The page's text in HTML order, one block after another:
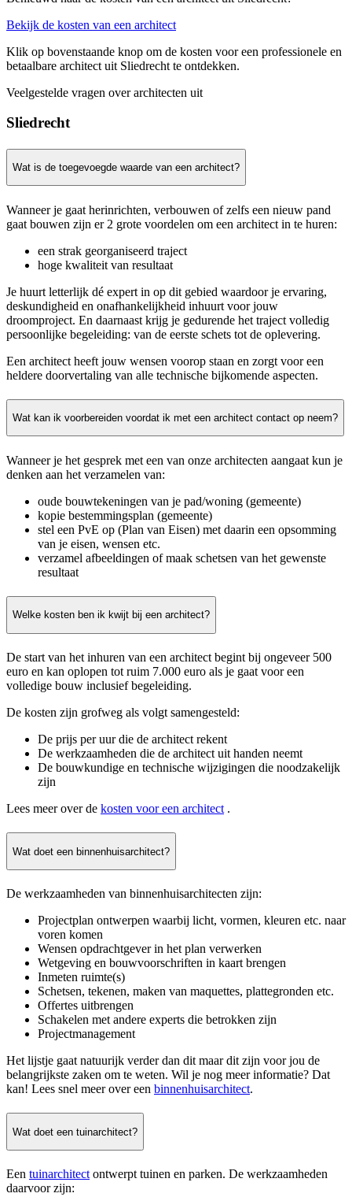
Bekijk de kosten van een architect
Klik op bovenstaande knop om de kosten voor een professionele en
betaalbare architect uit Sliedrecht te ontdekken.
Veelgestelde vragen over architecten uit
Sliedrecht
Wat is de toegevoegde waarde van een architect?
Wanneer je gaat herinrichten, verbouwen of zelfs een nieuw pand
gaat bouwen zijn er 2 grote voordelen om een architect in te huren:
een strak georganiseerd traject
hoge kwaliteit van resultaat
Je huurt letterlijk dé expert in op dit gebied waardoor je ervaring,
deskundigheid en onafhankelijkheid inhuurt voor jouw
droomproject. En daarnaast krijg je gedurende het traject volledig
persoonlijke begeleiding: van de eerste schets tot de oplevering.
Een architect heeft jouw wensen voorop staan en zorgt voor een
heldere doorvertaling van alle technische bijkomende aspecten.
Wat kan ik voorbereiden voordat ik met een architect contact op neem?
Wanneer je het gesprek met een van onze architecten aangaat kun je
denken aan het verzamelen van:
oude bouwtekeningen van je pad/woning (gemeente)
kopie bestemmingsplan (gemeente)
stel een PvE op (Plan van Eisen) met daarin een opsomming
van je eisen, wensen etc.
verzamel afbeeldingen of maak schetsen van het gewenste
resultaat
Welke kosten ben ik kwijt bij een architect?
De start van het inhuren van een architect begint bij ongeveer 500
euro en kan oplopen tot ruim 7.000 euro als je gaat voor een
volledige bouw inclusief begeleiding.
De kosten zijn grofweg als volgt samengesteld:
De prijs per uur die de architect rekent
De werkzaamheden die de architect uit handen neemt
De bouwkundige en technische wijzigingen die noodzakelijk
zijn
Lees meer over de kosten voor een architect .
Wat doet een binnenhuisarchitect?
De werkzaamheden van binnenhuisarchitecten zijn:
Projectplan ontwerpen waarbij licht, vormen, kleuren etc. naar
voren komen
Wensen opdrachtgever in het plan verwerken
Wetgeving en bouwvoorschriften in kaart brengen
Inmeten ruimte(s)
Schetsen, tekenen, maken van maquettes, plattegronden etc.
Offertes uitbrengen
Schakelen met andere experts die betrokken zijn
Projectmanagement
Het lijstje gaat natuurijk verder dan dit maar dit zijn voor jou de
belangrijkste zaken om te weten. Wil je nog meer informatie? Dat
kan! Lees snel meer over een binnenhuisarchitect.
Wat doet een tuinarchitect?
Een tuinarchitect ontwerpt tuinen en parken. De werkzaamheden
daarvoor zijn: